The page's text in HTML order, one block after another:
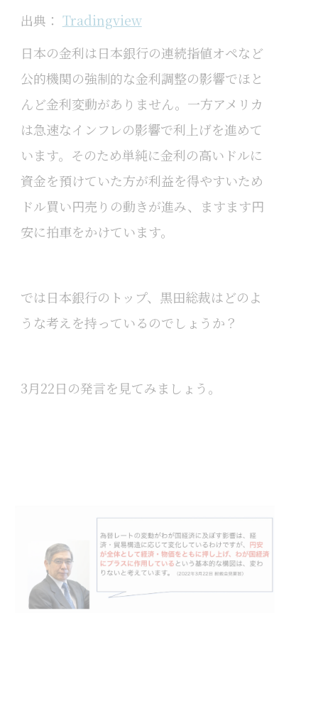
出典： Tradingview
日本の金利は日本銀行の連続指値オペなど
公的機関の強制的な金利調整の影響でほと
んど金利変動がありません。一方アメリカ
は急速なインフレの影響で利上げを進めて
います。そのため単純に金利の高いドルに
資金を預けていた方が利益を得やすいため
ドル買い円売りの動きが進み、ますます円
安に拍車をかけています。
では日本銀行のトップ、黒田総裁はどのよ
うな考えを持っているのでしょうか？
3月22日の発言を見てみましょう。